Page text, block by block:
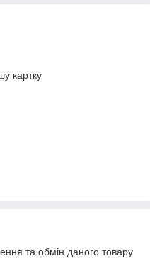
картку
та обмін даного товару